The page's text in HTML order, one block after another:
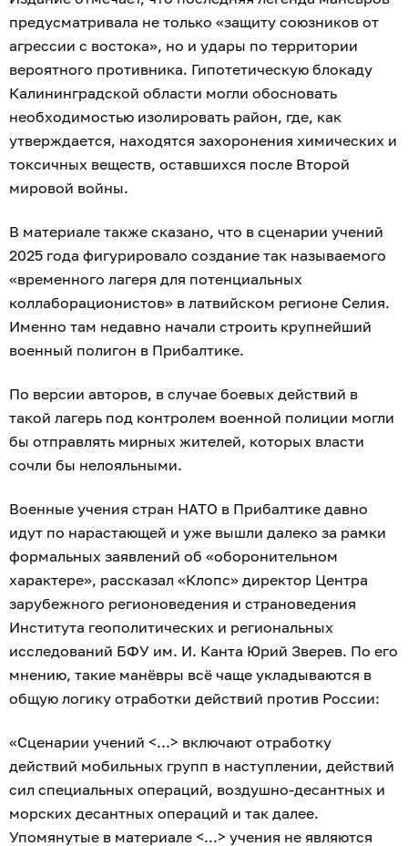
предусматривала не только «защиту союзников от
агрессии с востока», но и удары по территории
вероятного противника. Гипотетическую блокаду
Калининградской области могли обосновать
необходимостью изолировать район, где, как
утверждается, находятся захоронения химических и
токсичных веществ, оставшихся после Второй
мировой войны.
В материале также сказано, что в сценарии учений
2025 года фигурировало создание так называемого
«временного лагеря для потенциальных
коллаборационистов» в латвийском регионе Селия.
Именно там недавно начали строить крупнейший
военный полигон в Прибалтике.
По версии авторов, в случае боевых действий в
такой лагерь под контролем военной полиции могли
бы отправлять мирных жителей, которых власти
сочли бы нелояльными.
Военные учения стран НАТО в Прибалтике давно
идут по нарастающей и уже вышли далеко за рамки
формальных заявлений об «оборонительном
характере», рассказал «Клопс» директор Центра
зарубежного регионоведения и страноведения
Института геополитических и региональных
исследований БФУ им. И. Канта Юрий Зверев. По его
мнению, такие манёвры всё чаще укладываются в
общую логику отработки действий против России:
«Сценарии учений <...> включают отработку
действий мобильных групп в наступлении, действий
сил специальных операций, воздушно-десантных и
морских десантных операций и так далее.
Упомянутые в материале <...> учения не являются